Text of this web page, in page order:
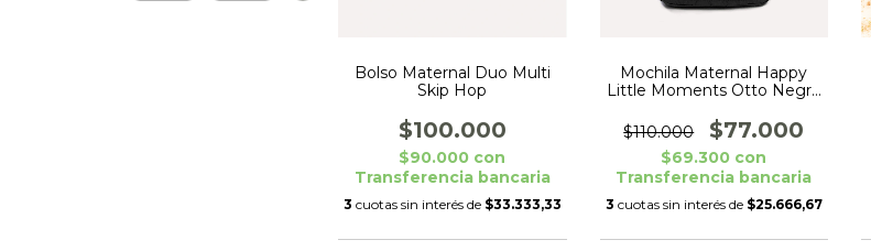
Bolso Maternal Duo Multi
Skip Hop
$100.000
$90.000 con
Transferencia bancaria
3 cuotas sin interés de $33.333,33
Mochila Maternal Happy
Little Moments Otto Negro
$110.000
$77.000
$69.300 con
Transferencia bancaria
3 cuotas sin interés de $25.666,67